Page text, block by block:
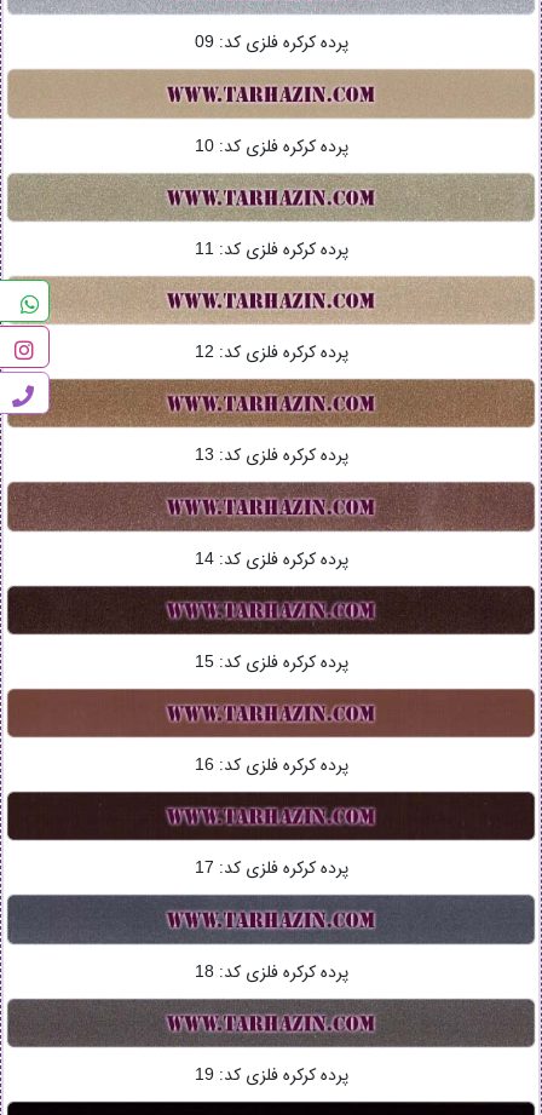
پرده کرکره فلزی کد: 09
پرده کرکره فلزی کد: 10
پرده کرکره فلزی کد:
پرده کرکره فلزی کد:
پرده کرکره فلزی کد:
پرده کرکره فلزی کد: 14
پرده کرکره فلزی کد: 15
پرده کرکره فلزی کد:
پرده کرکره فلزی کد:
پرده کرکره فلزی کد:
پرده کرکره فلزی کد: 19